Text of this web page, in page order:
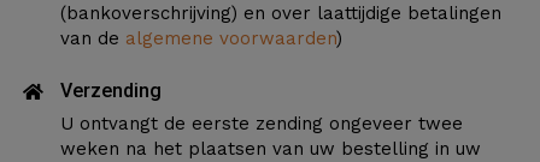
(bankoverschrijving) en over laattijdige betalingen
van de algemene voorwaarden)
Verzending
U ontvangt de eerste zending ongeveer twee
weken na het plaatsen van uw bestelling in uw